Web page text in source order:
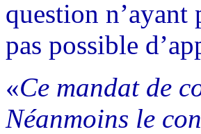
question n’ayant
pas possible
«Ce mandat de
Néanmoins le